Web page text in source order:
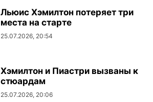
Льюис Хэмилтон потеряет три
места на старте
25.07.2026, 20:54
Хэмилтон и Пиастри вызваны к
стюардам
25.07.2026, 20:06